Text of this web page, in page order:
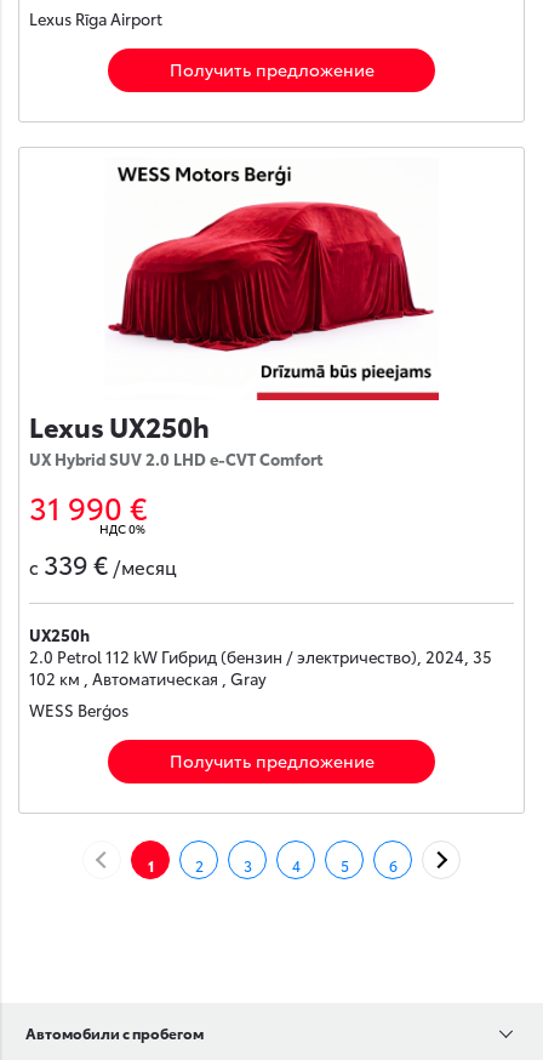
Lexus Rīga Airport
Получить предложение
Lexus UX250h
UX Hybrid SUV 2.0 LHD e-CVT Comfort
31 990 €
НДС 0%
с 339 € /месяц
UX250h
2.0 Petrol 112 kW Гибрид (бензин / электричество), 2024, 35
102 км , Автоматическая , Gray
WESS Berģos
Получить предложение
НАЗАД ДАЛЕЕ
1 2 3 4 5 6
Автомобили с пробегом